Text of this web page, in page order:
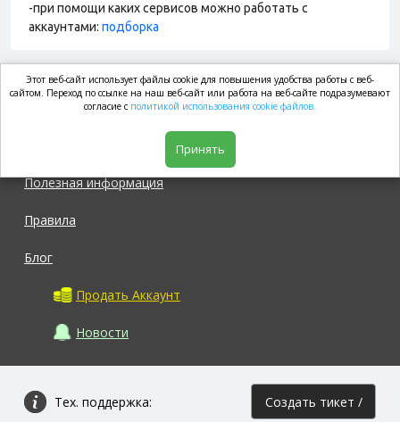
-при помощи каких сервисов можно работать с
аккаунтами: подборка
market.com
Полезная информация
Правила
Блог
Продать Аккаунт
Новости
Тех. поддержка:
Создать тикет /
Этот веб-сайт использует файлы cookie для повышения удобства работы с веб-
сайтом. Переход по ссылке на наш веб-сайт или работа на веб-сайте подразумевают
согласие с политикой использования cookie файлов.
Принять